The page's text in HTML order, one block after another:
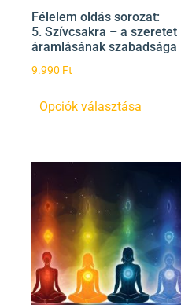
Félelem oldás sorozat:
5. Szívcsakra – a szeretet
áramlásának szabadsága
9.990 Ft
Opciók választása